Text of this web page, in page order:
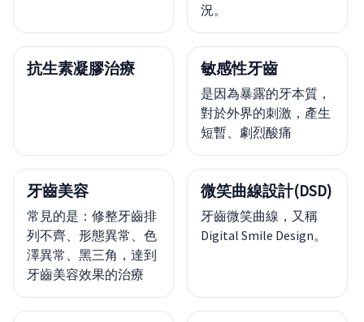
況。
抗生素凝膠治療 敏感性牙齒
是因為暴露的牙本質，
對於外界的刺激，產生
短暫、劇烈酸痛
牙齒美容
常見的是：修整牙齒排
列不齊、形態異常、色
澤異常、黑三角，達到
牙齒美容效果的治療
微笑曲線設計(DSD)
牙齒微笑曲線，又稱
Digital Smile Design。